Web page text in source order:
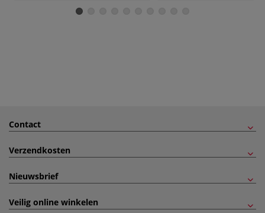
Contact
Verzendkosten
Nieuwsbrief
Veilig online winkelen